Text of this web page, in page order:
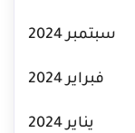
سبتمبر 2024
فبراير 2024
يناير 2024